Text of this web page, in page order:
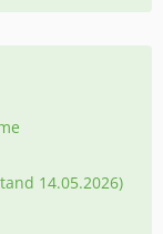
14.05.2026)